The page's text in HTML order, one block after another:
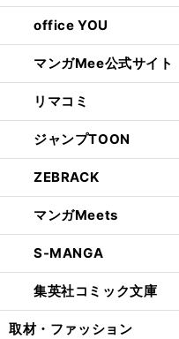
office YOU
マンガMee公式サイト
リマコミ
ジャンプTOON
ZEBRACK
マンガMeets
S-MANGA
集英社コミック文庫
取材・ファッション